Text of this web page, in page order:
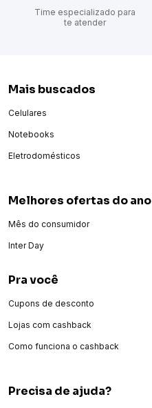
Time especializado para
te atender
Mais buscados
Celulares
Notebooks
Eletrodomésticos
Melhores ofertas do ano
Mês do consumidor
Inter Day
Pra você
Cupons de desconto
Lojas com cashback
Como funciona o cashback
Precisa de ajuda?